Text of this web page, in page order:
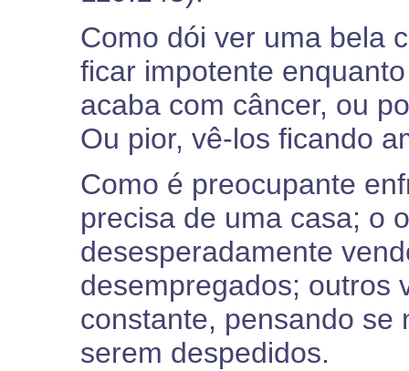
Como dói ver uma bela
ficar impotente
acaba com câncer, ou
Ou pior, vê-los ficando
Como é preocupante
precisa de uma casa; o
desesperadamente
desempregados; outros
constante, pensando se
serem despedidos.